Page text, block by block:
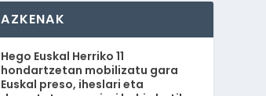
AZKENAK
Hego Euskal Herriko 11
hondartzetan mobilizatu gara
Euskal preso, iheslari eta